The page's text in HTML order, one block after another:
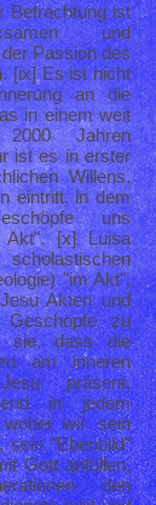
ist
und
Passion des
[ix] Es ist nicht
an die
in einem weit
Jahren
ist es in erster
Willens,
eintritt, in dem
uns
Akt". [x] Luisa
"im Akt",
Akten und
zu
sie, dass die
am inneren
präsent,
in jedem
wobei wir sein
sein "Ebenbild"
Gott anfüllen,
den